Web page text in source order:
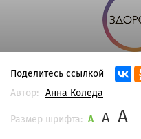
Поделитесь ссылкой
Автор:
Анна Коледа
Размер шрифта: A A A